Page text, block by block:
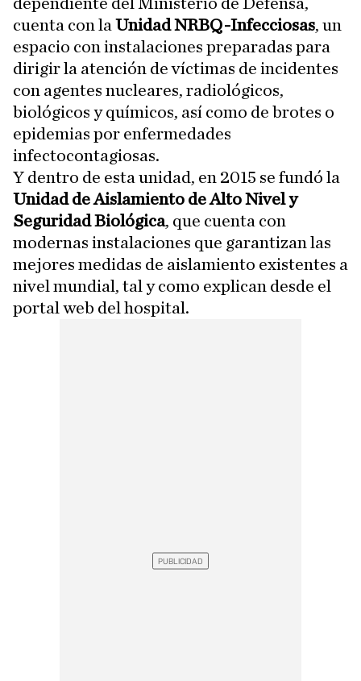
cuenta con la Unidad NRBQ-Infecciosas, un
espacio con instalaciones preparadas para
dirigir la atención de víctimas de incidentes
con agentes nucleares, radiológicos,
biológicos y químicos, así como de brotes o
epidemias por enfermedades
infectocontagiosas.
Y dentro de esta unidad, en 2015 se fundó la
Unidad de Aislamiento de Alto Nivel y
Seguridad Biológica, que cuenta con
modernas instalaciones que garantizan las
mejores medidas de aislamiento existentes a
nivel mundial, tal y como explican desde el
portal web del hospital.